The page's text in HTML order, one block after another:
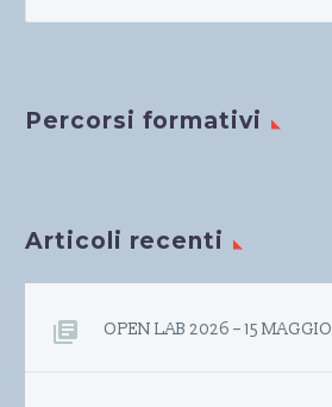
Percorsi formativi
Articoli recenti
OPEN LAB 2026 – 15 MAGGIO